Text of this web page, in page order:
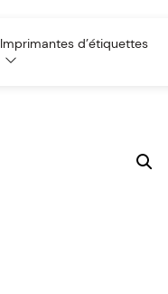
Imprimantes d’étiquettes